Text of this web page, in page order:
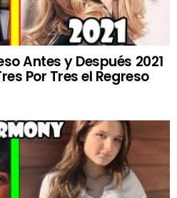
Antes y Después 2021
Por Tres el Regreso